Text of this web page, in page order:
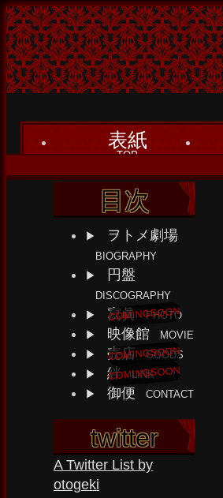
表紙
TOP
目次
ヲトメ劇場
BIOGRAPHY
円盤
DISCOGRAPHY
寫眞 PHOTO
映像館 MOVIE
売店 GOODS
絆 LINK
御便 CONTACT
twitter
A Twitter List by
otogeki